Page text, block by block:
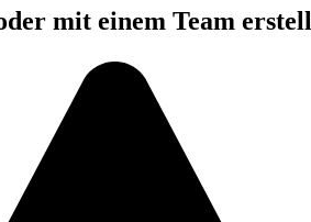
mit einem Team